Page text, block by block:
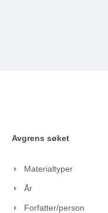
Avgrens søket
Materialtyper
År
Forfatter/person